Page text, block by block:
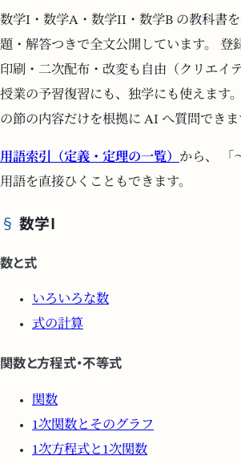
数学I・数学A・数学II・数学B の教科書
題・解答つきで全文公開しています。 登
印刷・二次配布・改変も自由（クリエイ
授業の予習復習にも、独学にも使えます
の節の内容だけを根拠に AI へ質問できま
用語索引（定義・定理の一覧） から、 「
用語を直接ひくこともできます。
数学I
数と式
いろいろな数
式の計算
関数と方程式・不等式
関数
1次関数とそのグラフ
1次方程式と1次関数